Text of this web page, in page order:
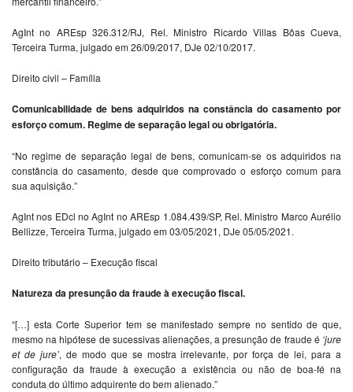
AgInt no AREsp 326.312/RJ, Rel. Ministro Ricardo Villas Bôas Cueva,
Terceira Turma, julgado em 26/09/2017, DJe 02/10/2017.
Direito civil – Família
Comunicabilidade de bens adquiridos na constância do casamento por
esforço comum. Regime de separação legal ou obrigatória.
“No regime de separação legal de bens, comunicam-se os adquiridos na
constância do casamento, desde que comprovado o esforço comum para
sua aquisição.”
AgInt nos EDcl no AgInt no AREsp 1.084.439/SP, Rel. Ministro Marco Aurélio
Bellizze, Terceira Turma, julgado em 03/05/2021, DJe 05/05/2021.
Direito tributário – Execução fiscal
Natureza da presunção da fraude à execução fiscal.
“[…] esta Corte Superior tem se manifestado sempre no sentido de que,
mesmo na hipótese de sucessivas alienações, a presunção de fraude é ‘jure
et de jure’, de modo que se mostra irrelevante, por força de lei, para a
configuração da fraude à execução a existência ou não de boa-fé na
conduta do último adquirente do bem alienado.”